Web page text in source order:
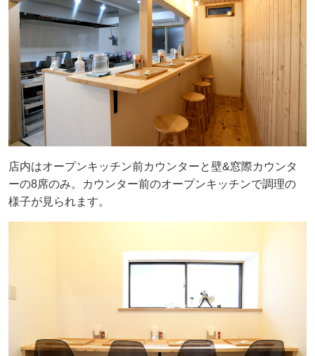
店内はオープンキッチン前カウンターと壁&窓際カウンタ
ーの8席のみ。カウンター前のオープンキッチンで調理の
様子が見られます。